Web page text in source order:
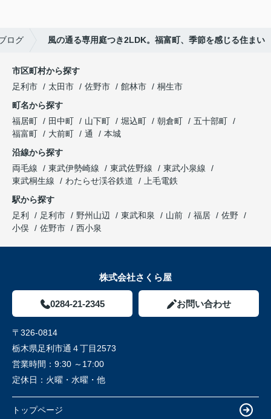
ログ 風の通る専用庭つき2LDK。福富町、季節を感じる住まい
市区町村から探す
足利市
太田市 佐野市 館林市
桐生市
町名から探す
福居町
田中町 山下町 堀込町 朝倉町
五十部町
福富町
大前町 通
本城
沿線から探す
両毛線
東武伊勢崎線 東武佐野線
東武小泉線
東武桐生線
わたらせ渓谷鉄道
上毛電鉄
駅から探す
足利
足利市 野州山辺 東武和泉 山前 福居
佐野
小俣
佐野市 西小泉
株式会社さくら屋
0284-21-2345 お問い合わせ
〒326-0814
栃木県足利市通４丁目2573
営業時間： 9:30 ～17:00
定休日： 火曜・水曜・他
トップページ